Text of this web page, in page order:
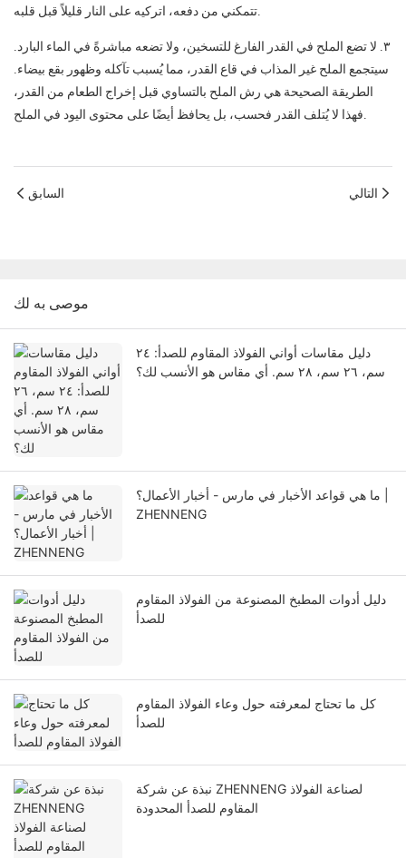
تتمكني من دفعه، اتركيه على النار قليلاً قبل قلبه.
٣. لا تضع الملح في القدر الفارغ للتسخين، ولا تضعه مباشرةً في الماء البارد.
سيتجمع الملح غير المذاب في قاع القدر، مما يُسبب تآكله وظهور بقع بيضاء.
الطريقة الصحيحة هي رش الملح بالتساوي قبل إخراج الطعام من القدر،
فهذا لا يُتلف القدر فحسب، بل يحافظ أيضًا على محتوى اليود في الملح.
السابق التالي
موصى به لك
دليل مقاسات أواني الفولاذ المقاوم للصدأ: ٢٤
سم، ٢٦ سم، ٢٨ سم. أي مقاس هو الأنسب لك؟
ما هي قواعد الأخبار في مارس - أخبار الأعمال؟ |
ZHENNENG
دليل أدوات المطبخ المصنوعة من الفولاذ المقاوم
للصدأ
كل ما تحتاج لمعرفته حول وعاء الفولاذ المقاوم
للصدأ
نبذة عن شركة ZHENNENG لصناعة الفولاذ
المقاوم للصدأ المحدودة